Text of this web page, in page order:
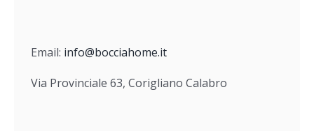
Email: info@bocciahome.it
Via Provinciale 63, Corigliano Calabro